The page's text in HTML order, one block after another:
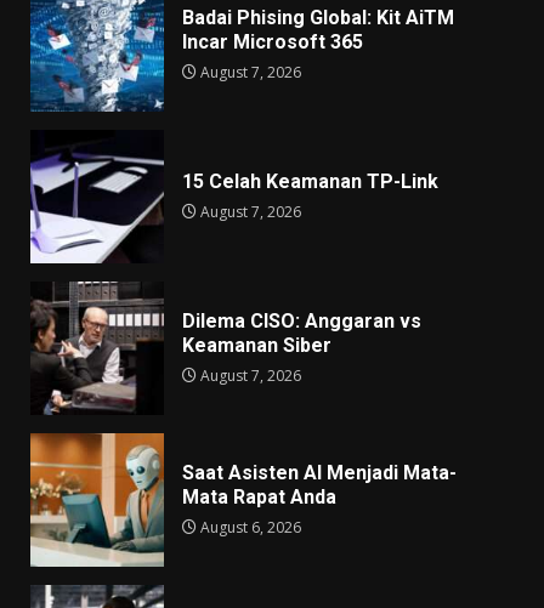
Badai Phising Global: Kit AiTM
Incar Microsoft 365
August 7, 2026
15 Celah Keamanan TP-Link
August 7, 2026
Dilema CISO: Anggaran vs
Keamanan Siber
August 7, 2026
Saat Asisten AI Menjadi Mata-
Mata Rapat Anda
August 6, 2026